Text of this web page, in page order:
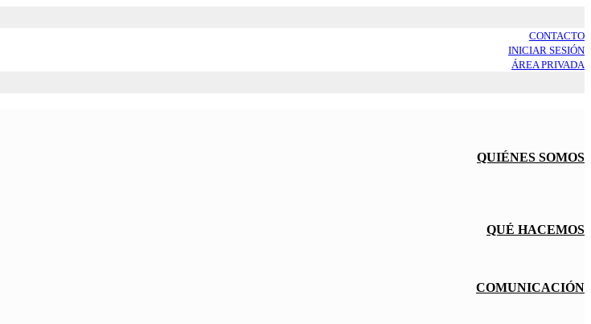
CONTACTO
INICIAR SESIÓN
ÁREA PRIVADA
QUIÉNES SOMOS
QUÉ HACEMOS
COMUNICACIÓN